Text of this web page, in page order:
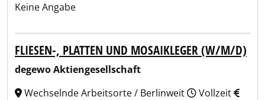
Keine Angabe
FLIESEN-, PLATTEN UND MOSAIKLEGER (W/M/D)
degewo Aktiengesellschaft
Wechselnde Arbeitsorte / Berlinweit
Vollzeit